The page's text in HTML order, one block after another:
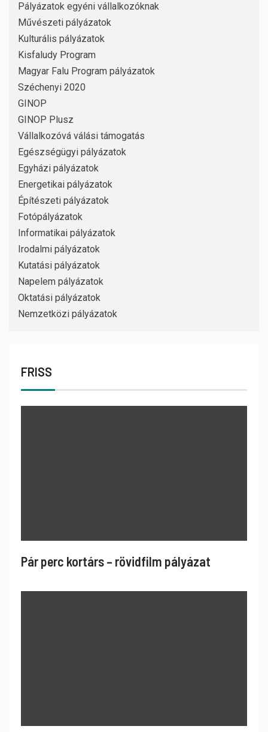
Pályázatok egyéni vállalkozóknak
Művészeti pályázatok
Kulturális pályázatok
Kisfaludy Program
Magyar Falu Program pályázatok
Széchenyi 2020
GINOP
GINOP Plusz
Vállalkozóvá válási támogatás
Egészségügyi pályázatok
Egyházi pályázatok
Energetikai pályázatok
Építészeti pályázatok
Fotópályázatok
Informatikai pályázatok
Irodalmi pályázatok
Kutatási pályázatok
Napelem pályázatok
Oktatási pályázatok
Nemzetközi pályázatok
FRISS
Pár perc kortárs – rövidfilm pályázat